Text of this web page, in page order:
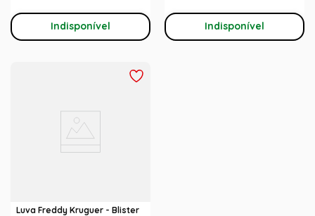
Indisponível Indisponível
Luva Freddy Kruguer - Blister